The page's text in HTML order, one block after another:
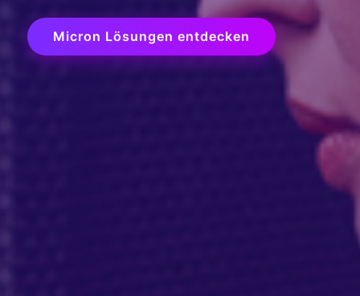
Micron Lösungen entdecken